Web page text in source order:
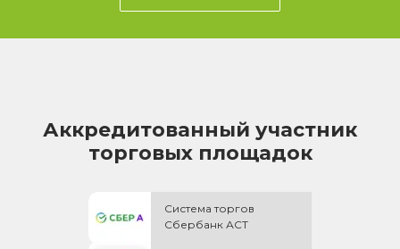
Аккредитованный участник
торговых площадок
Система торгов
Сбербанк АСТ